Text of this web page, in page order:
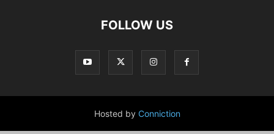
FOLLOW US
Hosted by Conniction